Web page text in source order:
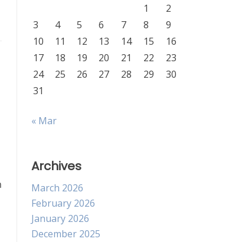
1
2
3
4 5 6 7 8
9
10
11 12 13 14 15
16
17
18 19 20 21 22
23
24
25 26 27 28 29
30
31
« Mar
Archives
March 2026
February 2026
January 2026
December 2025